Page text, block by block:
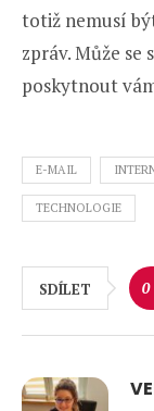
totiž nemusí
zpráv. Může
poskytnout
E-MAIL
TECHNOLOGIE
SDÍLET 0